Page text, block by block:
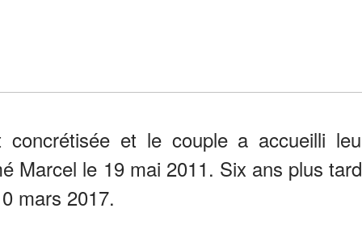
concrétisée et le couple a accueilli
Marcel le 19 mai 2011. Six ans plus
mars 2017.